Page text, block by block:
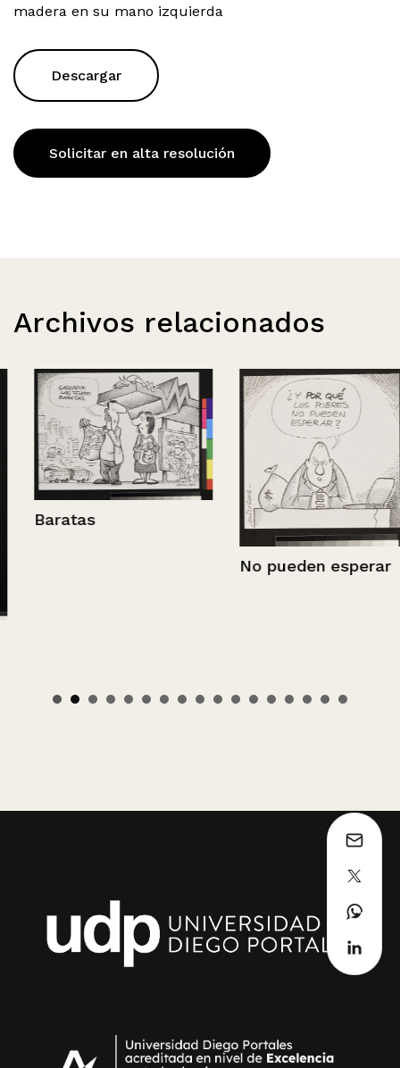
madera en su mano izquierda
Descargar
Solicitar en alta resolución
Archivos relacionados
Baratas
No pueden esperar